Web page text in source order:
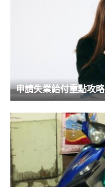
申請失業給付重點攻略